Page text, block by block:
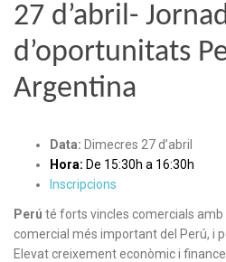
27 d’abril-
d’oportunitats
Argentina
Data: Dimecres 27 d’abril
Hora: De 15:30h a 16:30h
Inscripcions
Perú té forts vincles comercials amb
comercial més important del Perú, i
Elevat creixement econòmic i